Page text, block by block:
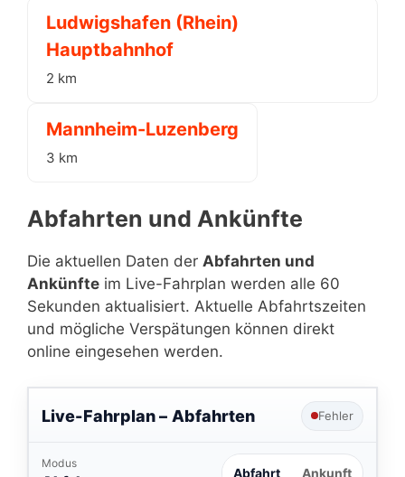
Ludwigshafen (Rhein)
Hauptbahnhof
2 km
Mannheim-Luzenberg
3 km
Abfahrten und Ankünfte
Die aktuellen Daten der Abfahrten und
Ankünfte im Live-Fahrplan werden alle 60
Sekunden aktualisiert. Aktuelle Abfahrtszeiten
und mögliche Verspätungen können direkt
online eingesehen werden.
Live-Fahrplan – Abfahrten Fehler
Modus
Abfahrt Ankunft